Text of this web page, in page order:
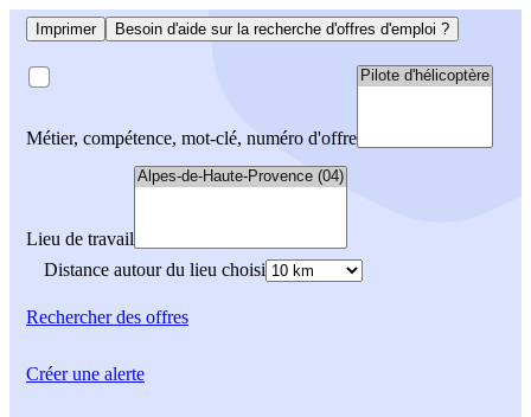
Imprimer Besoin d'aide sur la recherche d'offres d'emploi ?
Métier, compétence, mot-clé, numéro d'offre
Lieu de travail
Distance autour du lieu choisi
Rechercherdes offres
Créer une alerte